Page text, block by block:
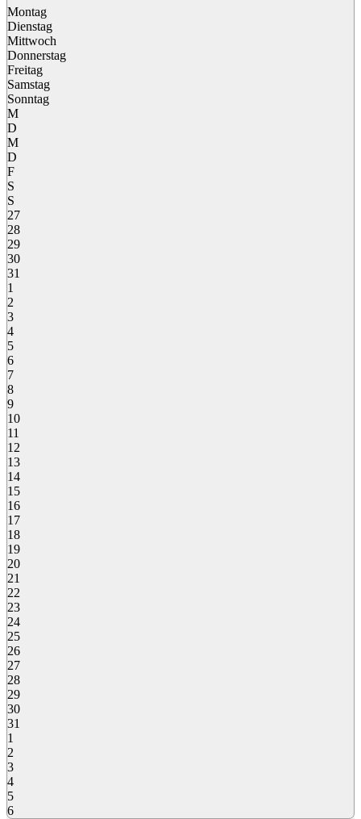
Montag
Dienstag
Mittwoch
Donnerstag
Freitag
Samstag
Sonntag
M
D
M
D
F
S
S
27
28
29
30
31
1
2
3
4
5
6
7
8
9
10
11
12
13
14
15
16
17
18
19
20
21
22
23
24
25
26
27
28
29
30
31
1
2
3
4
5
6